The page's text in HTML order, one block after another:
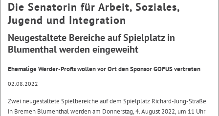
Die Senatorin für Arbeit, Soziales,
Jugend und Integration
Neugestaltete Bereiche auf Spielplatz in
Blumenthal werden eingeweiht
Ehemalige Werder-Profis wollen vor Ort den Sponsor GOFUS vertreten
02.08.2022
Zwei neugestaltete Spielbereiche auf dem Spielplatz Richard-Jung-Straße
in Bremen Blumenthal werden am Donnerstag, 4. August 2022, um 11 Uhr